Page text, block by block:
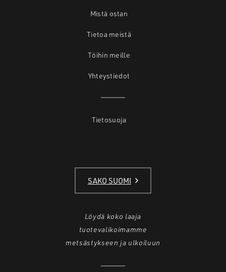
Mistä ostan
Tietoa meistä
Töihin meille
Yhteystiedot
Tietosuoja
SAKO SUOMI
Löydä koko laaja
tuotevalikoimamme
metsästykseen ja ulkoiluun